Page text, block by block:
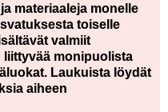
materiaaleja monelle
toiselle
valmiit
monipuolista
Laukuista löydät
aiheen